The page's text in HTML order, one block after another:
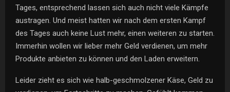
Tages, entsprechend lassen sich auch nicht viele Kämpfe
austragen. Und meist hatten wir nach dem ersten Kampf
des Tages auch keine Lust mehr, einen weiteren zu starten.
Immerhin wollen wir lieber mehr Geld verdienen, um mehr
Produkte anbieten zu können und den Laden erweitern.
Leider zieht es sich wie halb-geschmolzener Käse, Geld zu